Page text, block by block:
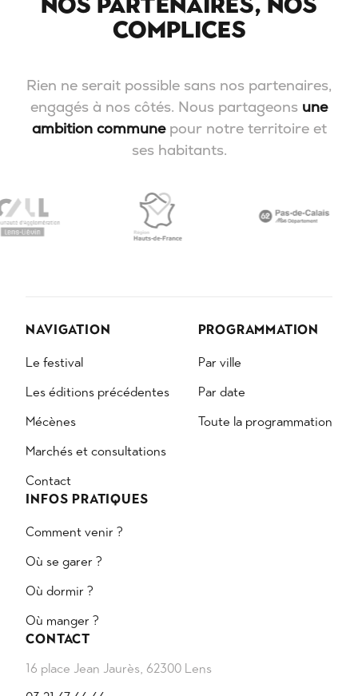
complices
Rien ne serait possible sans nos partenaires,
engagés à nos côtés. Nous partageons une
ambition communepour notre territoire et
ses habitants.
NAVIGATION
Le festival
Les éditions précédentes
Mécènes
Marchés et consultations
Contact
PROGRAMMATION
Par ville
Par date
Toute la programmation
INFOS PRATIQUES
Comment venir ?
Où se garer ?
Où dormir ?
Où manger ?
CONTACT
16 place Jean Jaurès, 62300 Lens